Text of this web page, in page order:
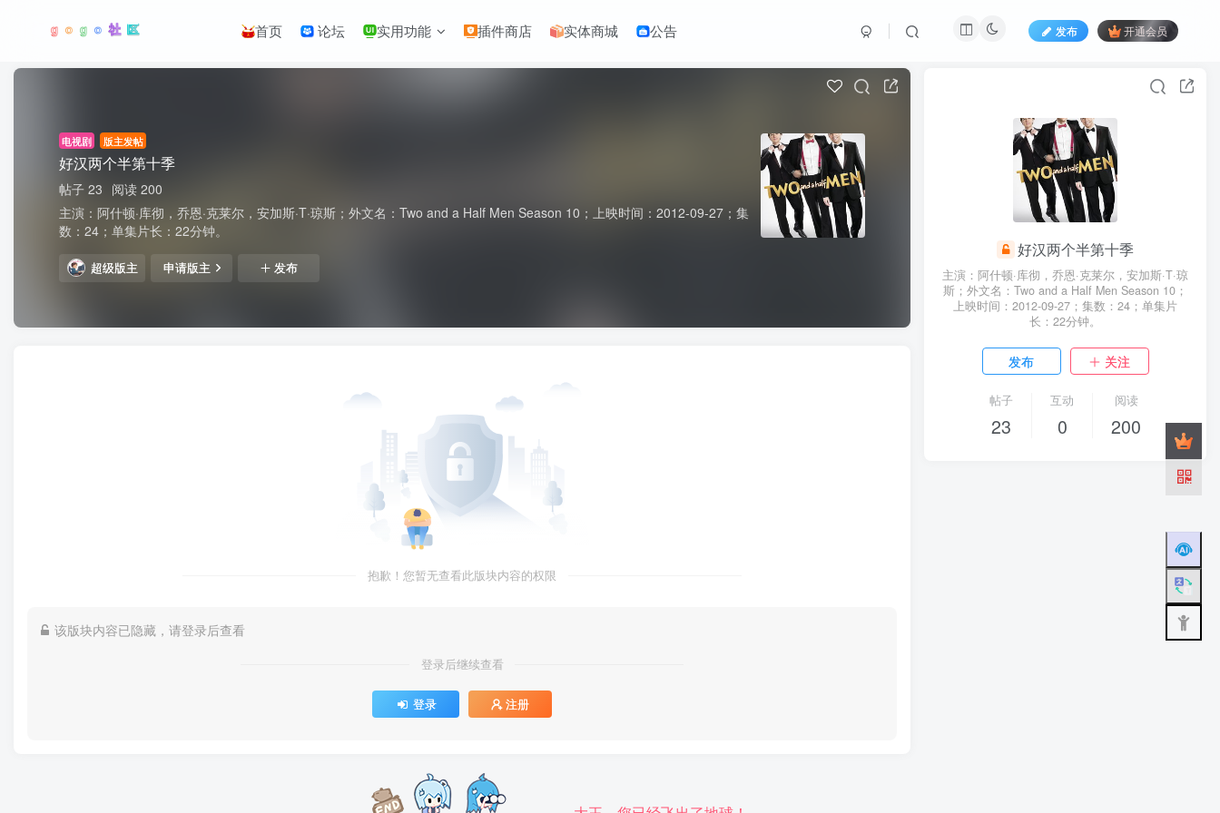
首页 论坛 实用功能 插件商店 实体商城 公告 发布 开通会员
电视剧 版主发帖
好汉两个半第十季
帖子 23 阅读 200
主演：阿什顿·库彻，乔恩·克莱尔，安加斯·T·琼斯；外文名：Two and a Half Men Season 10；上映时间：2012-09-27；集
数：24；单集片长：22分钟。
超级版主 申请版主 发布
抱歉！您暂无查看此版块内容的权限
该版块内容已隐藏，请登录后查看
登录后继续查看
登录 注册
好汉两个半第十季
主演：阿什顿·库彻，乔恩·克莱尔，安加斯·T·琼
斯；外文名：Two and a Half Men Season 10；
上映时间：2012-09-27；集数：24；单集片
长：22分钟。
发布 关注
帖子
23
互动
0
阅读
200